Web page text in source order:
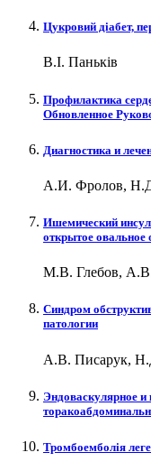
Цукровий діабет,
В.І. Паньків
Профилактика
Обновленное
Диагностика и
А.И. Фролов,
Ишемический
открытое овальное
М.В. Глебов,
Cиндром
патологии
А.В. Писарук,
Эндоваскулярное
Тромбоемболія